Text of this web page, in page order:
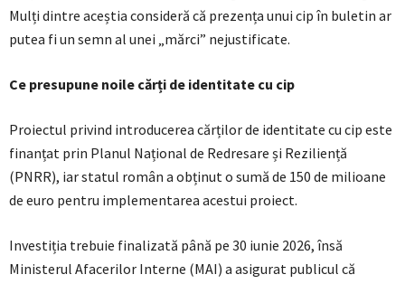
Mulți dintre aceștia consideră că prezența unui cip în buletin ar
putea fi un semn al unei „mărci” nejustificate.
Ce presupune noile cărți de identitate cu cip
Proiectul privind introducerea cărților de identitate cu cip este
finanțat prin Planul Național de Redresare și Reziliență
(PNRR), iar statul român a obținut o sumă de 150 de milioane
de euro pentru implementarea acestui proiect.
Investiția trebuie finalizată până pe 30 iunie 2026, însă
Ministerul Afacerilor Interne (MAI) a asigurat publicul că